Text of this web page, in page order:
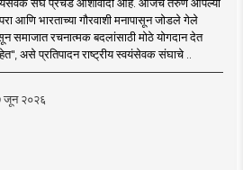
आणि भारताच्या गौरवाशी मनापासून जोडले गेले
समाजात रचनात्मक बदलांसाठी मोठे योगदान देत
असे प्रतिपादन राष्ट्रीय स्वयंसेवक संघाचे ..
जून २०२६